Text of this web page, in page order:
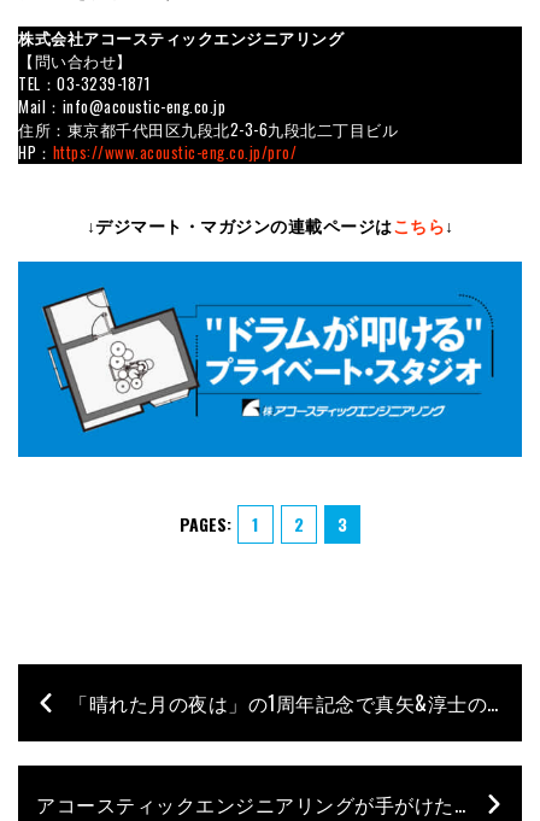
株式会社アコースティックエンジニアリング
【問い合わせ】
TEL：03-3239-1871
Mail：info@acoustic-eng.co.jp
住所：東京都千代田区九段北2-3-6九段北二丁目ビル
HP： https://www.acoustic-eng.co.jp/pro/
↓デジマート・マガジンの連載ページはこちら↓
PAGES: 1 2 3
「晴れた月の夜は」の1周年記念で真矢&淳士の師弟共演が実現！
アコースティックエンジニアリングが手がけた“ドラムが叩ける”プライベート・スタジオ Archive #3［千葉県 畑 聡子さん宅］